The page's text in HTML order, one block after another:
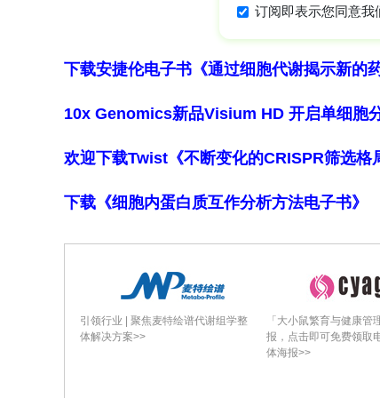
在讨论部分，研究人员指出，本研究
发现的 QTLs 为基因组选择（GS）和
有利 QTLs 的等位基因组合起来，有
总的来说，这项研究成功鉴定出大量
育种提供了重要依据，有助于打破现
障全球粮食安全具有重要意义。
下载安捷伦电子书《通过细胞代谢揭示新的
10x Genomics新品Visium HD 开启单细胞
欢迎下载Twist《不断变化的CRISPR筛选格
下载《细胞内蛋白质互作分析方法电子书》
引领行业 | 聚焦麦特绘谱代谢组学整
体解决方案>>
「大小鼠繁育与健康管
报，点击即可免费领取
体海报>>